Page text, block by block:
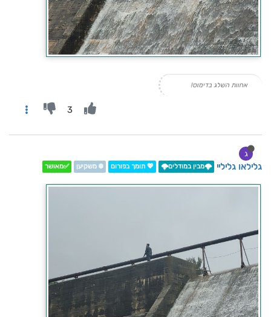
אחוות השלג בדימוס!
3
ג
גלילאו גליליי 🌩️מבין במודלים🌩️ 💖 תומך בפורום ❄️ משקיען ✅מאושר